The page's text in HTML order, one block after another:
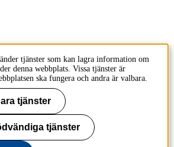
tjänster som kan lagra information om
denna webbplats. Vissa tjänster är
ska fungera och andra är valbara.
tjänster
tjänster